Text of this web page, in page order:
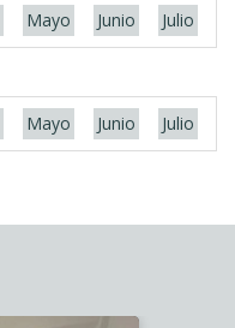
Mayo Junio Julio
Mayo Junio Julio